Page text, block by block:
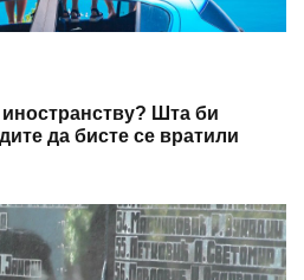
Шта би
да бисте се вратили